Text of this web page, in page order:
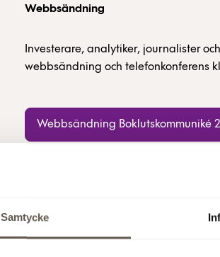
Samtycke
Webbsändning
Investerare, analytiker, journalister
webbsändning och telefonkonferens
Webbsändning Boklutskommuniké
svenska och avslutas med en
hållas klockan 15:30 pm CET samma